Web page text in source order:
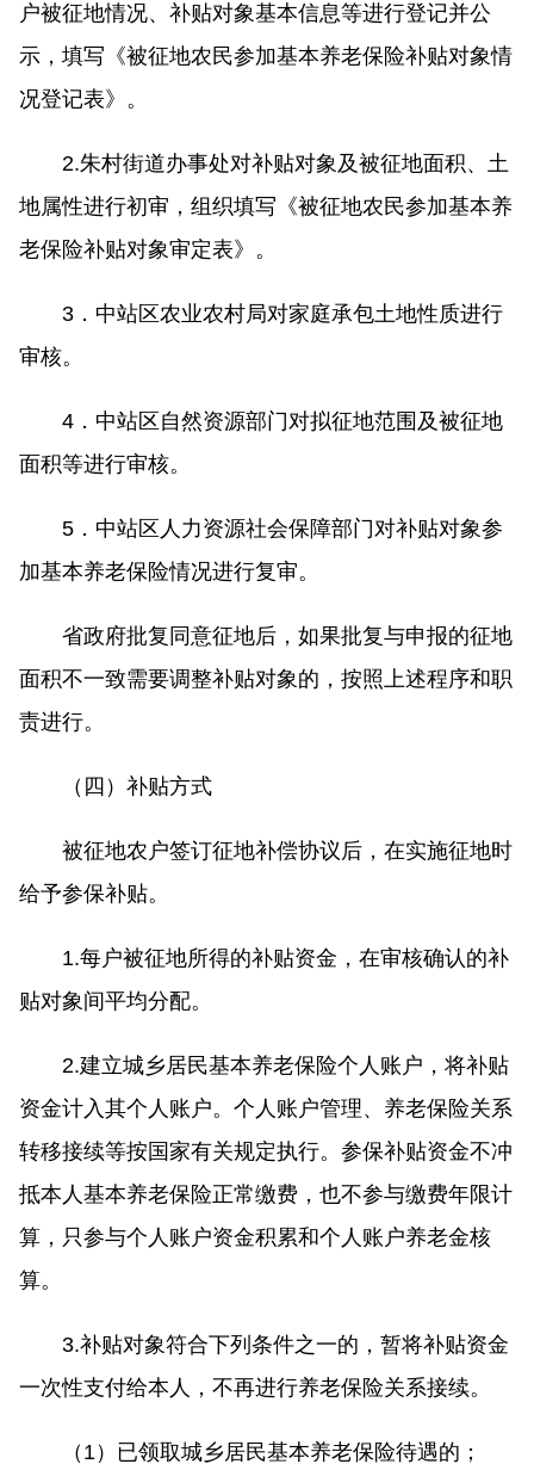
户被征地情况、补贴对象基本信息等进行登记并公
示，填写《被征地农民参加基本养老保险补贴对象情
况登记表》。
2.朱村街道办事处对补贴对象及被征地面积、土
地属性进行初审，组织填写《被征地农民参加基本养
老保险补贴对象审定表》。
3．中站区农业农村局对家庭承包土地性质进行
审核。
4．中站区自然资源部门对拟征地范围及被征地
面积等进行审核。
5．中站区人力资源社会保障部门对补贴对象参
加基本养老保险情况进行复审。
省政府批复同意征地后，如果批复与申报的征地
面积不一致需要调整补贴对象的，按照上述程序和职
责进行。
（四）补贴方式
被征地农户签订征地补偿协议后，在实施征地时
给予参保补贴。
1.每户被征地所得的补贴资金，在审核确认的补
贴对象间平均分配。
2.建立城乡居民基本养老保险个人账户，将补贴
资金计入其个人账户。个人账户管理、养老保险关系
转移接续等按国家有关规定执行。参保补贴资金不冲
抵本人基本养老保险正常缴费，也不参与缴费年限计
算，只参与个人账户资金积累和个人账户养老金核
算。
3.补贴对象符合下列条件之一的，暂将补贴资金
一次性支付给本人，不再进行养老保险关系接续。
（1）已领取城乡居民基本养老保险待遇的；